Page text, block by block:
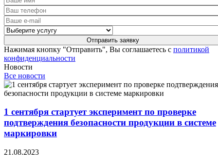
Нажимая кнопку "Отправить", Вы соглашаетесь с политикой
конфиденциальности
Новости
Все новости
1 сентября стартует эксперимент по проверке
подтверждения безопасности продукции в системе
маркировки
21.08.2023